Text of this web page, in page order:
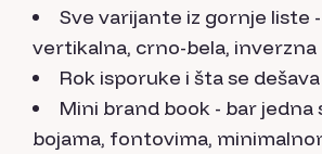
Sve varijante iz gornje liste
vertikalna, crno-bela, inverzna
Rok isporuke i šta se
Mini brand book - bar jedna
bojama, fontovima,